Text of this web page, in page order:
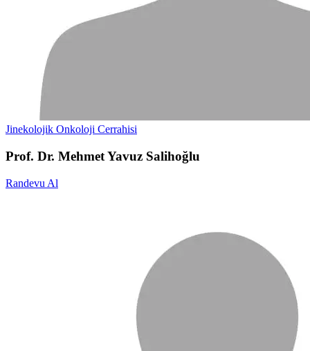
Jinekolojik Onkoloji Cerrahisi
Prof. Dr. Mehmet Yavuz Salihoğlu
Randevu Al